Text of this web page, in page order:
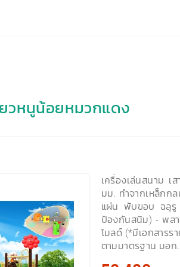
ยวหนูน้อยหมวกแดง
เครื่องเล่นสนาม
มม. ทำจากเหล็กก
แผ่น พับขอบ ฉลุรู
ป้องกันสนิม) - พลา
โมลด์ (*มีเอกสารร
ตามมาตรฐาน มอก